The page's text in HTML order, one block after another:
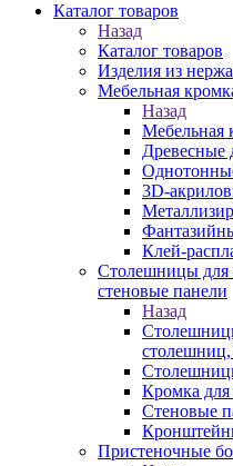
Каталог товаров
Назад
Каталог товаров
Изделия из
Мебельная
Назад
Мебельная
Древесные
3D-
Клей-
Столешницы для
стеновые панели
Назад
столешниц,
Кромка
Стеновые
Пристеночные